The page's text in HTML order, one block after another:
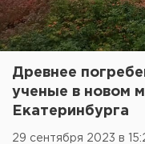
Древнее
ученые в новом
Екатеринбурга
29 сентября 2023 в